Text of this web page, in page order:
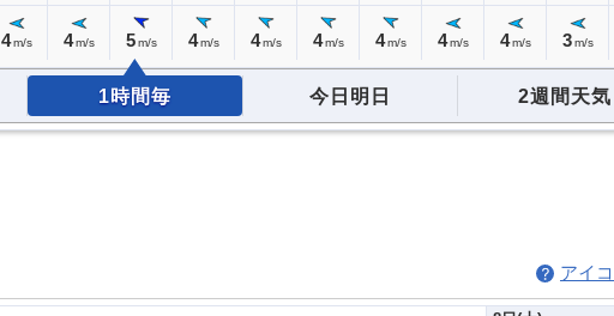
4 m/s 4 m/s 5 m/s 4 m/s 4 m/s 4 m/s 4 m/s 4 m/s 4 m/s 3 m/s
1時間毎 今日明日 2週間天気
アイ